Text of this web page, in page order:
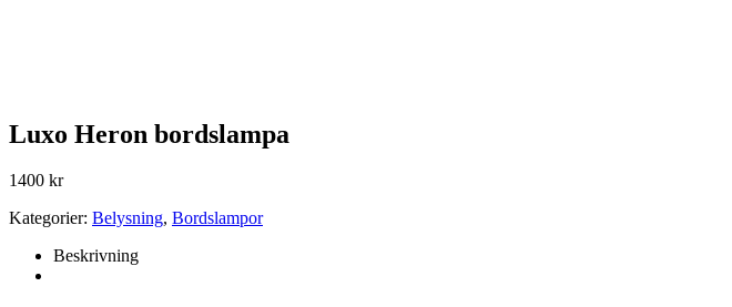
Luxo Heron bordslampa
1400 kr
Kategorier: Belysning, Bordslampor
Beskrivning